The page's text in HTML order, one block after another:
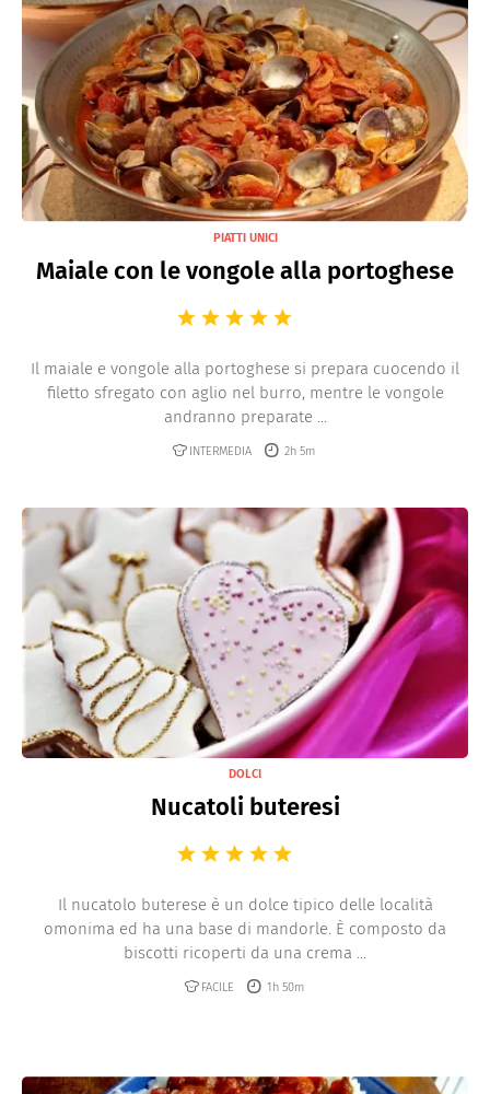
PIATTI UNICI
Maiale con le vongole alla portoghese
Il maiale e vongole alla portoghese si prepara cuocendo il
filetto sfregato con aglio nel burro, mentre le vongole
andranno preparate ...
INTERMEDIA 2h 5m
DOLCI
Nucatoli buteresi
Il nucatolo buterese è un dolce tipico delle località
omonima ed ha una base di mandorle. È composto da
biscotti ricoperti da una crema ...
FACILE 1h 50m